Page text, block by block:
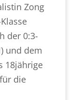
Zong
der 0:3-
und dem
18jährige
die